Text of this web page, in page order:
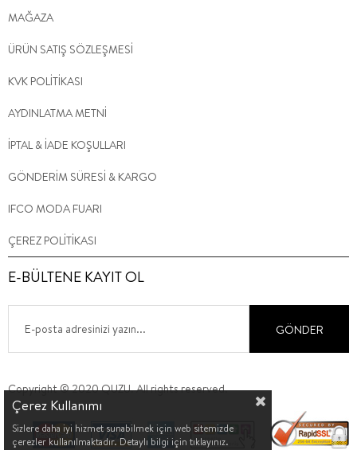
MAĞAZA
ÜRÜN SATIŞ SÖZLEŞMESİ
KVK POLİTİKASI
AYDINLATMA METNİ
İPTAL & İADE KOŞULLARI
GÖNDERİM SÜRESİ & KARGO
IFCO MODA FUARI
ÇEREZ POLİTİKASI
E-BÜLTENE KAYIT OL
GÖNDER
Copyright © 2020 QUZU. All rights reserved.
Çerez Kullanımı
Sizlere daha iyi hizmet sunabilmek için web sitemizde
çerezler kullanılmaktadır. Detaylı bilgi için tıklayınız.